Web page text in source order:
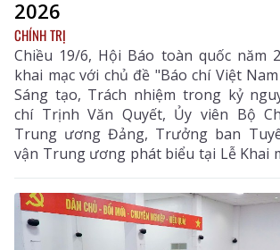
2026
CHÍNH TRỊ
Chiều 19/6, Hội Báo toàn quốc năm
khai mạc với chủ đề "Báo chí Việt
Sáng tạo, Trách nhiệm trong kỷ
chí Trịnh Văn Quyết, Ủy viên Bộ
Trung ương Đảng, Trưởng ban
vận Trung ương phát biểu tại Lễ Khai